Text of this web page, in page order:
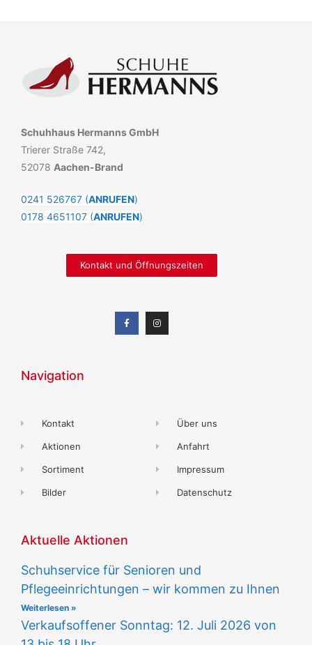
Schuhhaus Hermanns GmbH
Trierer Straße 742,
52078 Aachen-Brand
0241 526767 (ANRUFEN)
0178 4651107 (ANRUFEN)
Kontakt und Öffnungszeiten
Navigation
Kontakt
Aktionen
Sortiment
Bilder
Über uns
Anfahrt
Impressum
Datenschutz
Aktuelle Aktionen
Schuhservice für Senioren und
Pflegeeinrichtungen – wir kommen zu Ihnen
Weiterlesen »
Verkaufsoffener Sonntag: 12. Juli 2026 von